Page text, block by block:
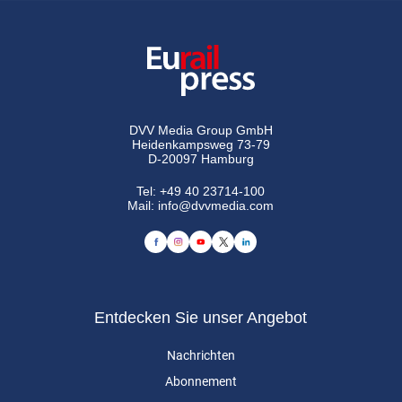
DVV Media Group GmbH
Heidenkampsweg 73-79
D-20097 Hamburg
Tel:+49 40 23714-100
Mail: info@dvvmedia.com
Entdecken Sie unser Angebot
Nachrichten
Abonnement